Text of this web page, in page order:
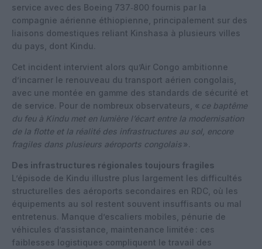
service avec des Boeing 737‑800 fournis par la
compagnie aérienne éthiopienne, principalement sur des
liaisons domestiques reliant Kinshasa à plusieurs villes
du pays, dont Kindu.
Cet incident intervient alors qu’Air Congo ambitionne
d’incarner le renouveau du transport aérien congolais,
avec une montée en gamme des standards de sécurité et
de service. Pour de nombreux observateurs, « ce baptême
du feu à Kindu met en lumière l’écart entre la modernisation
de la flotte et la réalité des infrastructures au sol, encore
fragiles dans plusieurs aéroports congolais».
Des infrastructures régionales toujours fragiles
L’épisode de Kindu illustre plus largement les difficultés
structurelles des aéroports secondaires en RDC, où les
équipements au sol restent souvent insuffisants ou mal
entretenus. Manque d’escaliers mobiles, pénurie de
véhicules d’assistance, maintenance limitée : ces
faiblesses logistiques compliquent le travail des